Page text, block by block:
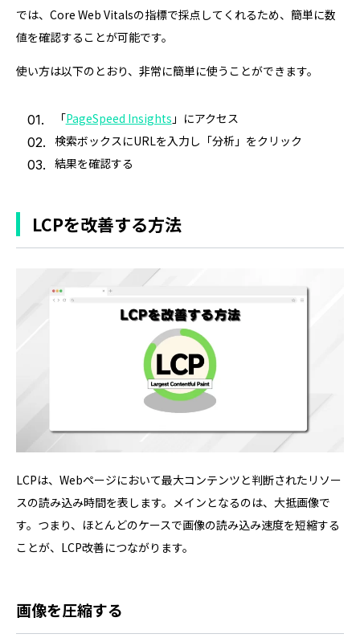
では、Core Web Vitalsの指標で採点してくれるため、簡単に数
値を確認することが可能です。
使い方は以下のとおり、非常に簡単に使うことができます。
「PageSpeed Insights 」にアクセス
検索ボックスにURLを入力し「分析」をクリック
結果を確認する
LCPを改善する方法
LCPは、Webページにおいて最大コンテンツと判断されたリソー
スの読み込み時間を表します。メインとなるのは、大抵画像で
す。つまり、ほとんどのケースで画像の読み込み速度を短縮する
ことが、LCP改善につながります。
画像を圧縮する